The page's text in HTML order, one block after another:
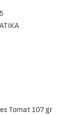
Tomat 107 gr